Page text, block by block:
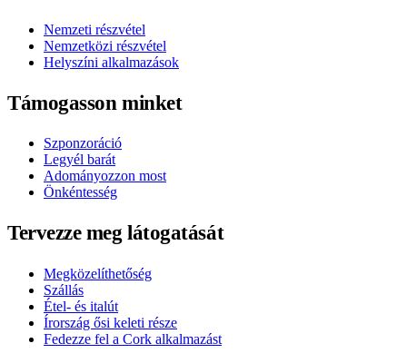
Nemzeti részvétel
Nemzetközi részvétel
Helyszíni alkalmazások
Támogasson minket
Szponzoráció
Legyél barát
Adományozzon most
Önkéntesség
Tervezze meg látogatását
Megközelíthetőség
Szállás
Étel- és italút
Írország ősi keleti része
Fedezze fel a Cork alkalmazást